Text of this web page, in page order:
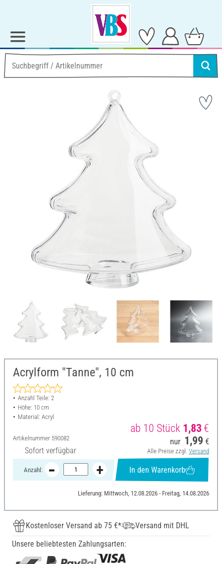
Acrylform "Tanne", 10 cm
Anzahl Teile: 2
Höhe: 10 cm
Material: Acryl
Artikelnummer 590082
Sofort verfügbar
ab 10 Stück 1,83 €
nur 1,99 €
Alle Preise zzgl. Versand
Anzahl: In den Warenkorb
Lieferung: Mittwoch, 12.08.2026 - Freitag, 14.08.2026
Kostenloser Versand ab 75 €*
Versand mit DHL
Unsere beliebtesten Zahlungsarten: